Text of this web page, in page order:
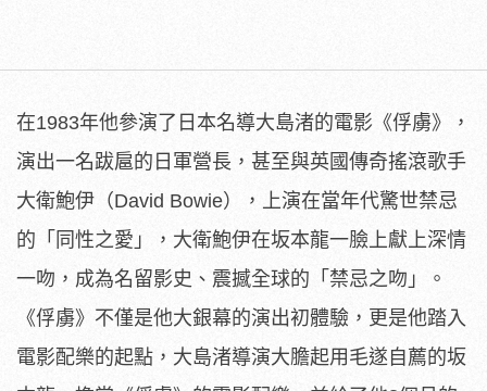
在1983年他參演了日本名導大島渚的電影《俘虜》，
演出一名跋扈的日軍營長，甚至與英國傳奇搖滾歌手
大衛鮑伊（David Bowie），上演在當年代驚世禁忌
的「同性之愛」， 大衛鮑伊在坂本龍一臉上獻上深情
一吻，成為名留影史、 震撼全球的「禁忌之吻」。
《俘虜》不僅是他大銀幕的演出初體驗， 更是他踏入
電影配樂的起點， 大島渚導演大膽起用毛遂自薦的坂